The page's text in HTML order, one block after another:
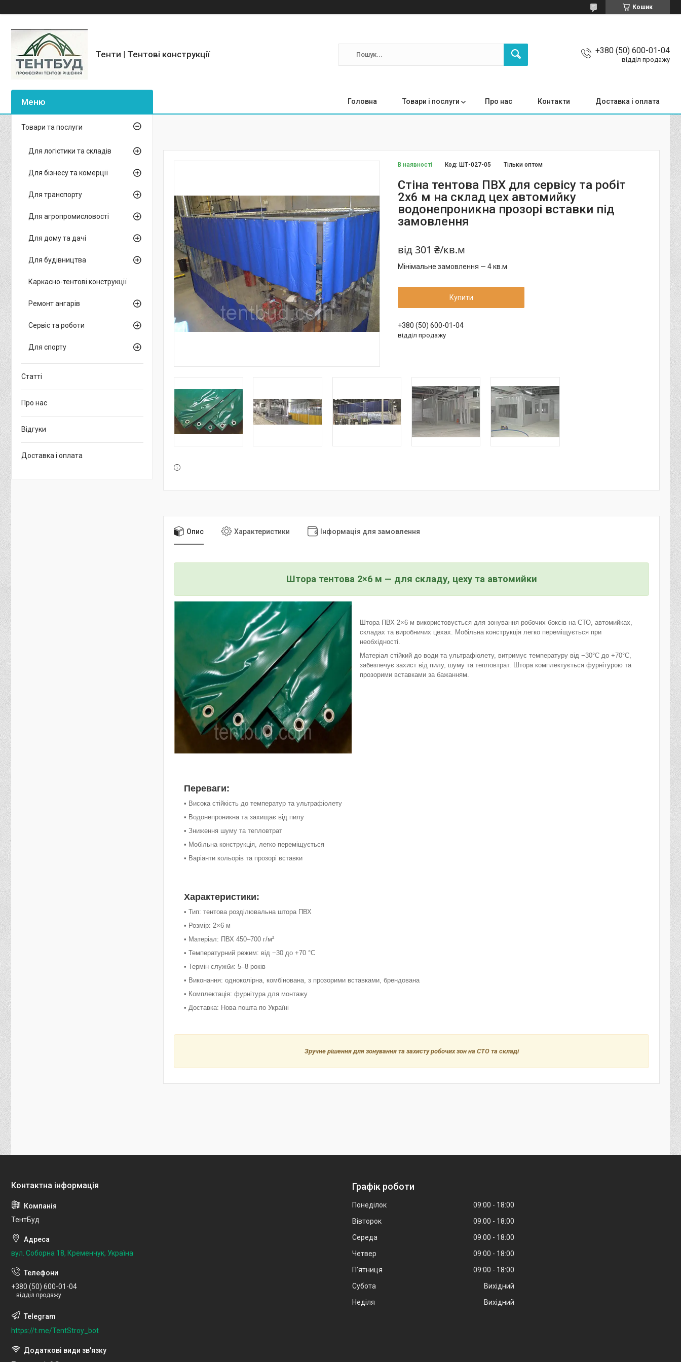
Кошик
Тенти | Тентові конструкції +380 (50) 600-01-04
відділ продажу
Головна Товари і послуги Про нас Контакти Доставка і оплата
В наявності Тільки оптом
Код: ШТ-027-05
Стіна тентова ПВХ для сервісу та робіт
2x6 м на склад цех автомийку
водонепроникна прозорі вставки під
замовлення
від 301 ₴/кв.м
Мінімальне замовлення — 4 кв.м
Купити
+380 (50) 600-01-04
відділ продажу
Опис Характеристики Інформація для замовлення
Штора тентова 2×6 м — для складу, цеху та автомийки
Штора ПВХ 2×6 м використовується для зонування робочих боксів на СТО, автомийках,
складах та виробничих цехах. Мобільна конструкція легко переміщується при
необхідності.
Матеріал стійкий до води та ультрафіолету, витримує температуру від −30°С до +70°С,
забезпечує захист від пилу, шуму та тепловтрат. Штора комплектується фурнітурою та
прозорими вставками за бажанням.
Переваги:
• Висока стійкість до температур та ультрафіолету
• Водонепроникна та захищає від пилу
• Зниження шуму та тепловтрат
• Мобільна конструкція, легко переміщується
• Варіанти кольорів та прозорі вставки
Характеристики:
• Тип: тентова розділювальна штора ПВХ
• Розмір: 2×6 м
• Матеріал: ПВХ 450–700 г/м²
• Температурний режим: від −30 до +70 °С
• Термін служби: 5–8 років
• Виконання: одноколірна, комбінована, з прозорими вставками, брендована
• Комплектація: фурнітура для монтажу
• Доставка: Нова пошта по Україні
Зручне рішення для зонування та захисту робочих зон на СТО та складі
Товари та послуги
Для логістики та складів
Для бізнесу та комерції
Для транспорту
Для агропромисловості
Для дому та дачі
Для будівництва
Каркасно-тентові конструкції
Ремонт ангарів
Сервіс та роботи
Для спорту
Статті
Про нас
Відгуки
Доставка і оплата
ТентБуд
вул. Соборна 18, Кременчук, Україна
+380 (50) 600-01-04
відділ продажу
https://t.me/TentStroy_bot
Графік роботи
Понеділок 09:00
18:00
Вівторок
09:00
18:00
Середа
09:00
18:00
Четвер
09:00
18:00
Пʼятниця
09:00
18:00
Субота
Вихідний
Неділя
Вихідний